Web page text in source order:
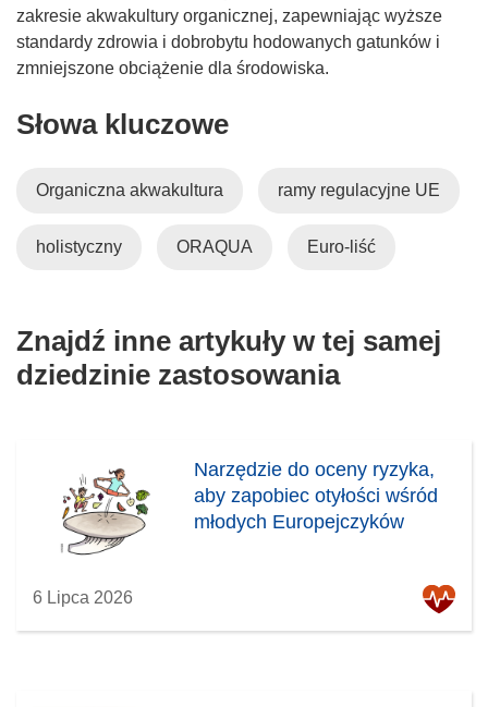
zakresie akwakultury organicznej, zapewniając wyższe
standardy zdrowia i dobrobytu hodowanych gatunków i
zmniejszone obciążenie dla środowiska.
Słowa kluczowe
Organiczna akwakultura ramy regulacyjne UE
holistyczny ORAQUA Euro-liść
Znajdź inne artykuły w tej samej
dziedzinie zastosowania
Narzędzie do oceny ryzyka,
aby zapobiec otyłości wśród
młodych Europejczyków
6 Lipca 2026